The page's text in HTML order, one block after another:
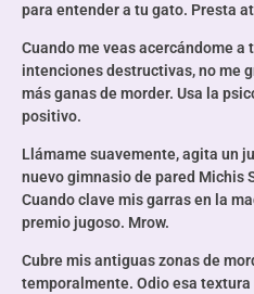
para entender a tu gato. Presta
Cuando me veas acercándome a
intenciones destructivas, no me
más ganas de morder. Usa la
positivo.
Llámame suavemente, agita un
nuevo gimnasio de pared Michis
Cuando clave mis garras en la
premio jugoso. Mrow.
Cubre mis antiguas zonas de
temporalmente. Odio esa